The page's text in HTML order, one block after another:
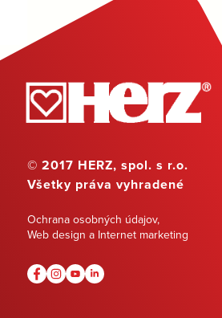
© 2017 HERZ, spol. s r.o.
Všetky práva vyhradené
Ochrana osobných údajov,
Web design a Internet marketing